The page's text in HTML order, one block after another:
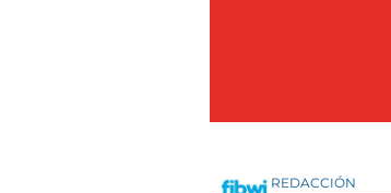
REDACCIÓN